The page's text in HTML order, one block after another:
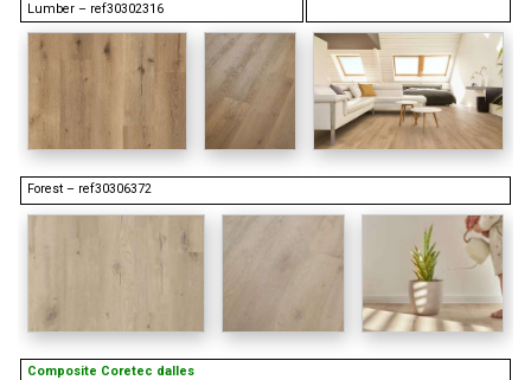
Lumber – ref30302316
Forest – ref30306372
Composite Coretec dalles